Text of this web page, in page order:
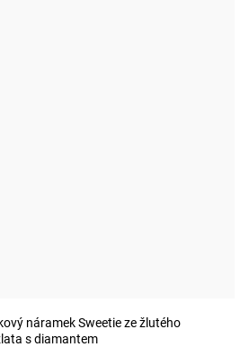
náramek Sweetie ze žlutého
s diamantem